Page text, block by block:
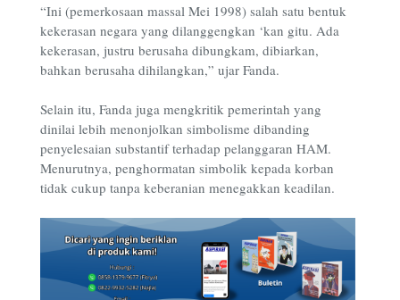
“Ini (pemerkosaan massal Mei 1998) salah satu bentuk
kekerasan negara yang dilanggengkan ‘kan gitu. Ada
kekerasan, justru berusaha dibungkam, dibiarkan,
bahkan berusaha dihilangkan,” ujar Fanda.
Selain itu, Fanda juga mengkritik pemerintah yang
dinilai lebih menonjolkan simbolisme dibanding
penyelesaian substantif terhadap pelanggaran HAM.
Menurutnya, penghormatan simbolik kepada korban
tidak cukup tanpa keberanian menegakkan keadilan.